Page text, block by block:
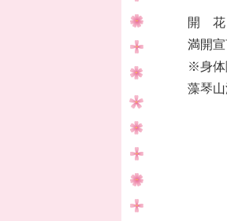
開 花
満開
※身体
藻琴